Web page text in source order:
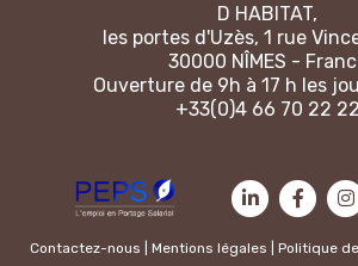
D HABITAT,
les portes d'Uzès, 1 rue
30000 NÎMES -
Ouverture de 9h à 17 h les
+33(0)4 66 70 22 22
Contactez-nous |Mentions légales |Politique